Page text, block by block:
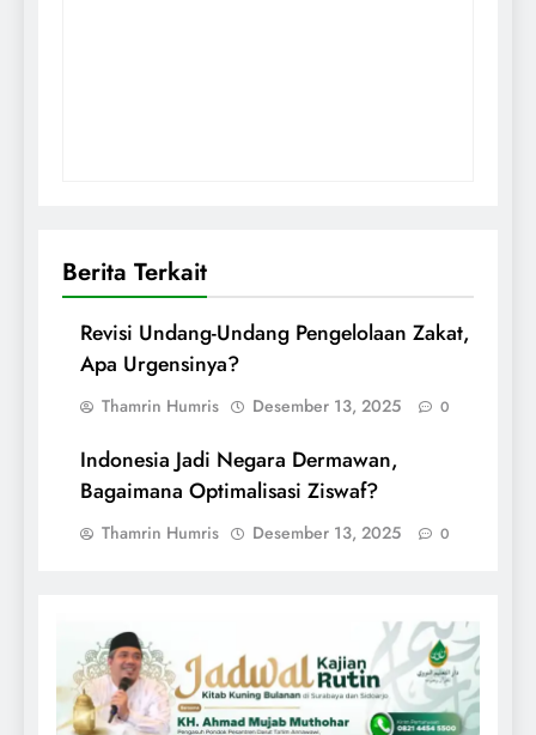
Berita Terkait
Revisi Undang-Undang Pengelolaan Zakat,
Apa Urgensinya?
Thamrin Humris Desember 13, 2025 0
Indonesia Jadi Negara Dermawan,
Bagaimana Optimalisasi Ziswaf?
Thamrin Humris Desember 13, 2025 0